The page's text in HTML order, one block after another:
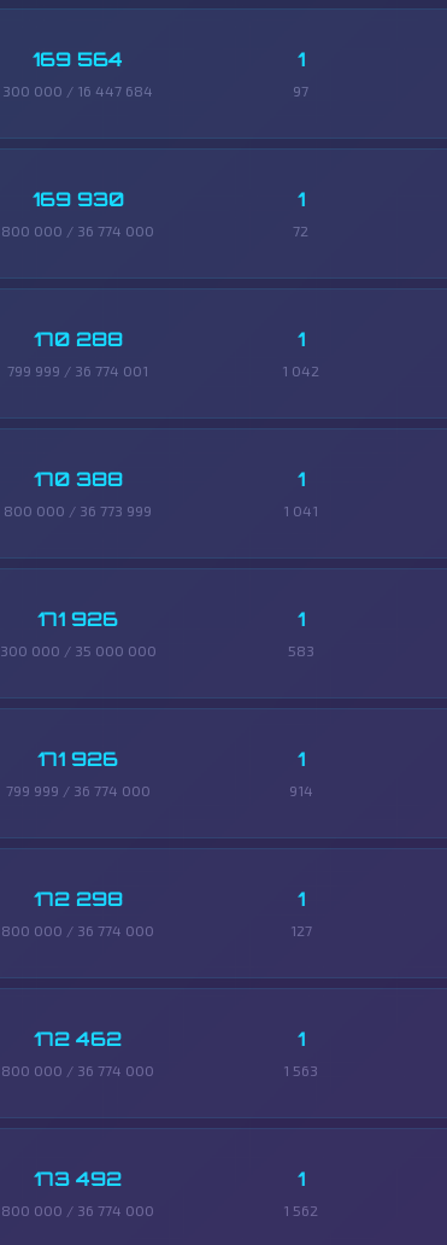
169 564
300 000 / 16 447 684
1
97
169 930
800 000 / 36 774 000
1
72
170 288
799 999 / 36 774 001
1
1 042
170 388
800 000 / 36 773 999
1
1 041
171 926
300 000 / 35 000 000
1
583
171 926
799 999 / 36 774 000
1
914
172 298
800 000 / 36 774 000
1
127
172 462
800 000 / 36 774 000
1
1 563
173 492
800 000 / 36 774 000
1
1 562